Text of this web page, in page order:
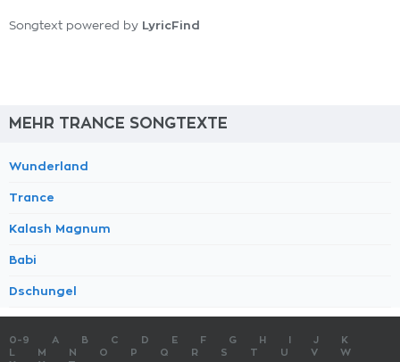
Songtext powered by LyricFind
MEHR TRANCE SONGTEXTE
Wunderland
Trance
Kalash Magnum
Babi
Dschungel
0-9 A B C D E F G H J
K
M N O P Q R S T U V
W